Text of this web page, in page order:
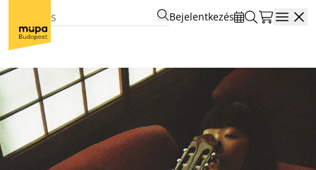
Bejelentkezés